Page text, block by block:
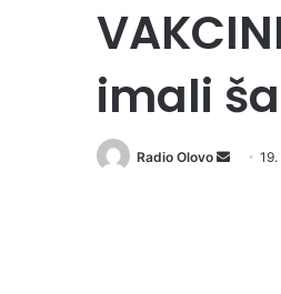
imali
Radio Olovo
Send